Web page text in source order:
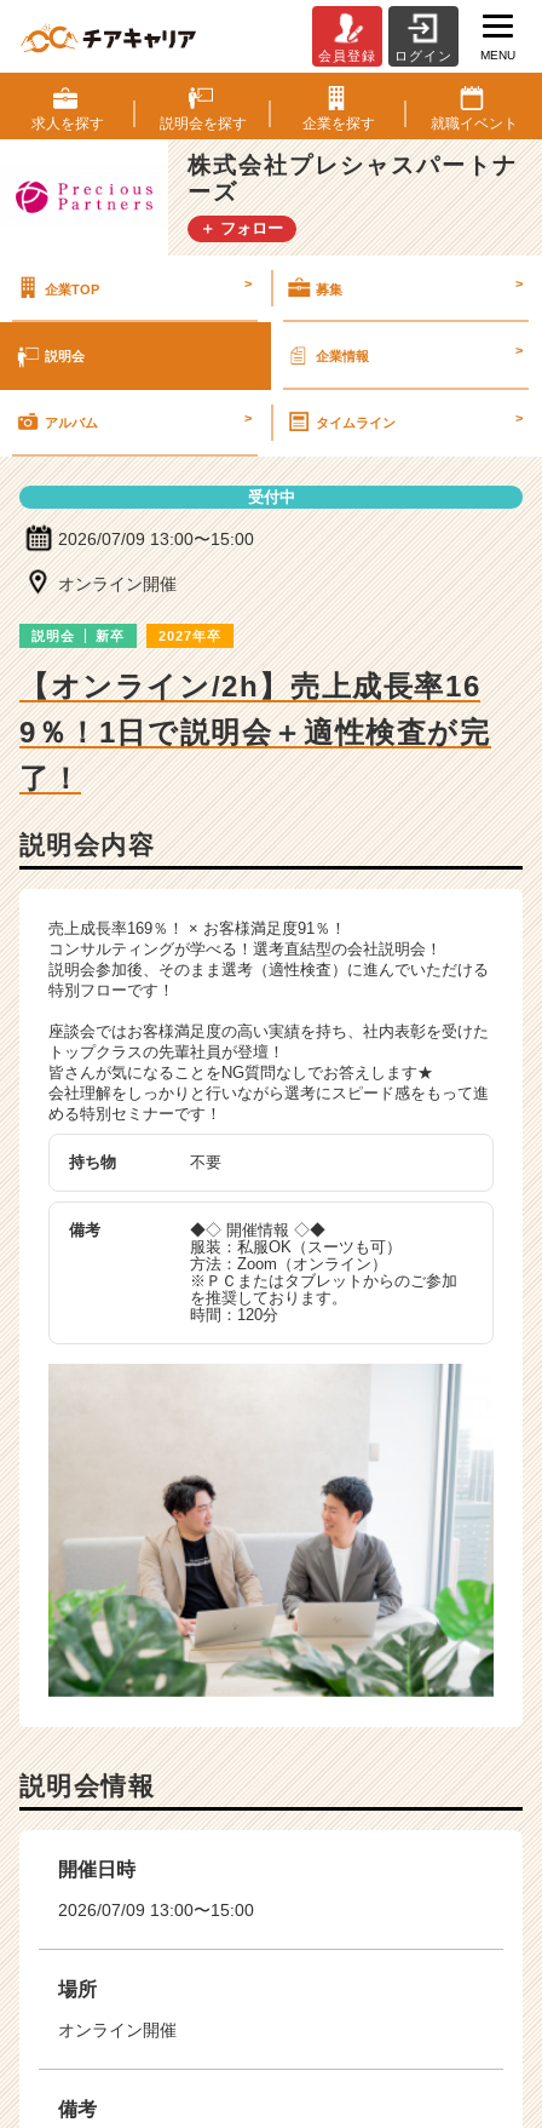
式
会
社
プ
レ
シ
ャ
ー
ー
詳
ベ
ン
ャ
ー・
成
カ
ウ
ト
届
く
就
活
サ
イ
ア
キ
ャ
リ
（C
C
a
r
e
e
r）
会員登録 ログイン MENU
求人を探す 説明会を探す 企業を探す 就職イベント
株式会社プレシャスパートナ
ーズ
＋ フォロー
企業TOP > 募集 >
説明会 企業情報 >
アルバム > タイムライン >
受付中
2026/07/09 13:00〜15:00
オンライン開催
説明会 新卒 2027年卒
【オンライン/2h】売上成長率16
9％！1日で説明会＋適性検査が完
了！
説明会内容
売上成長率169％！ × お客様満足度91％！
コンサルティングが学べる！選考直結型の会社説明会！
説明会参加後、そのまま選考（適性検査）に進んでいただける
特別フローです！
座談会ではお客様満足度の高い実績を持ち、社内表彰を受けた
トップクラスの先輩社員が登壇！
皆さんが気になることをNG質問なしでお答えします★
会社理解をしっかりと行いながら選考にスピード感をもって進
める特別セミナーです！
持ち物 不要
備考
◆◇ 開催情報 ◇◆
服装：私服OK（スーツも可）
方法：Zoom（オンライン）
※ＰＣまたはタブレットからのご参加
を推奨しております。
時間：120分
説明会情報
開催日時
2026/07/09 13:00〜15:00
場所
オンライン開催
備考